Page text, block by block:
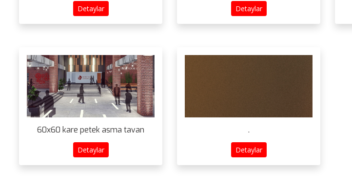
Detaylar Detaylar
60x60 kare petek asma tavan
Detaylar
.
Detaylar